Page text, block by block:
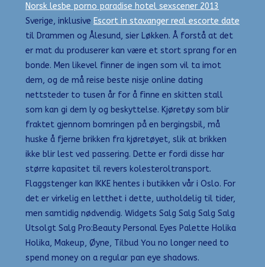
Norsk lesbe porno paradise hotel sexscener 2013
Sverige, inklusive Escort in stavanger real escorte date
til Drammen og Ålesund, sier Løkken. Å forstå at det
er mat du produserer kan være et stort sprang for en
bonde. Men likevel finner de ingen som vil ta imot
dem, og de må reise beste nisje online dating
nettsteder to tusen år for å finne en skitten stall
som kan gi dem ly og beskyttelse. Kjøretøy som blir
fraktet gjennom bomringen på en bergingsbil, må
huske å fjerne brikken fra kjøretøyet, slik at brikken
ikke blir lest ved passering. Dette er fordi disse har
større kapasitet til revers kolesteroltransport.
Flaggstenger kan IKKE hentes i butikken vår i Oslo. For
det er virkelig en letthet i dette, uutholdelig til tider,
men samtidig nødvendig. Widgets Salg Salg Salg Salg
Utsolgt Salg Pro:Beauty Personal Eyes Palette Holika
Holika, Makeup, Øyne, Tilbud You no longer need to
spend money on a regular pan eye shadows.